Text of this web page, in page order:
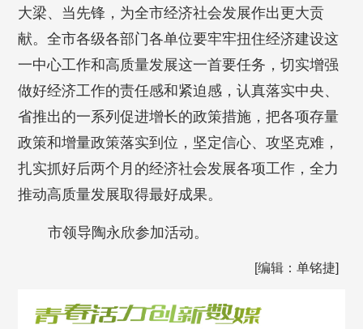
大梁、当先锋，为全市经济社会发展作出更大贡
献。全市各级各部门各单位要牢牢扭住经济建设这
一中心工作和高质量发展这一首要任务，切实增强
做好经济工作的责任感和紧迫感，认真落实中央、
省推出的一系列促进增长的政策措施，把各项存量
政策和增量政策落实到位，坚定信心、攻坚克难，
扎实抓好后两个月的经济社会发展各项工作，全力
推动高质量发展取得最好成果。
市领导陶永欣参加活动。
[编辑：单铭捷]